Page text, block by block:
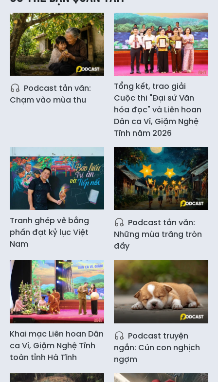
Podcast tản văn:
Chạm vào mùa thu
Tổng kết, trao giải
Cuộc thi "Đại sứ Văn
hóa đọc" và Liên hoan
Dân ca Ví, Giặm Nghệ
Tĩnh năm 2026
Tranh ghép vẽ bằng
phấn đạt kỷ lục Việt
Nam
Podcast tản văn:
Những mùa trăng tròn
đầy
Khai mạc Liên hoan Dân
ca Ví, Giặm Nghệ Tĩnh
toàn tỉnh Hà Tĩnh
Podcast truyện
ngắn: Cún con nghịch
ngợm